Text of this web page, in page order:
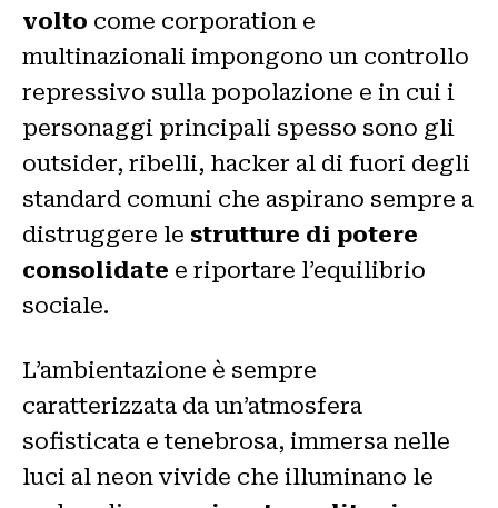
volto come corporation e
multinazionali impongono un controllo
repressivo sulla popolazione e in cui i
personaggi principali spesso sono gli
outsider, ribelli, hacker al di fuori degli
standard comuni che aspirano sempre a
distruggere le strutture di potere
consolidate e riportare l’equilibrio
sociale.
L’ambientazione è sempre
caratterizzata da un’atmosfera
sofisticata e tenebrosa, immersa nelle
luci al neon vivide che illuminano le